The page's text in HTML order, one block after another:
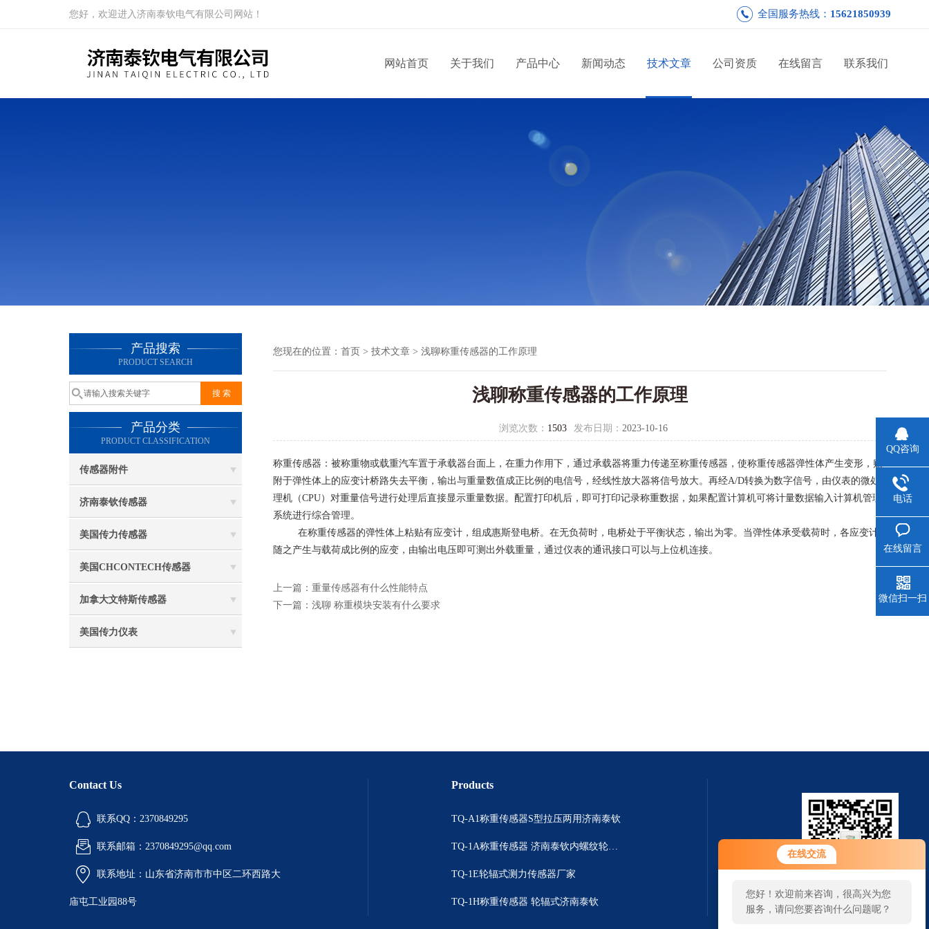
在线交流
您好！欢迎前来咨询，很高兴为您
服务，请问您要咨询什么问题呢？
您好，欢迎进入济南泰钦电气有限公司网站！ 全国服务热线： 15621850939
网站首页 关于我们 产品中心 新闻动态 技术文章 公司资质 在线留言 联系我们
产品搜索
PRODUCT SEARCH
产品分类
PRODUCT CLASSIFICATION
传感器附件
济南泰钦传感器
美国传力传感器
美国CHCONTECH传感器
加拿大文特斯传感器
美国传力仪表
您现在的位置： 首页 > 技术文章 > 浅聊称重传感器的工作原理
浅聊称重传感器的工作原理
浏览次数： 1503 发布日期： 2023-10-16
称重传感器：被称重物或载重汽车置于承载器台面上，在重力作用下，通过承载器将重力传递至称重传感器，使称重传感器弹性体产生变形，贴
附于弹性体上的应变计桥路失去平衡，输出与重量数值成正比例的电信号，经线性放大器将信号放大。再经A/D转换为数字信号，由仪表的微处
理机（CPU）对重量信号进行处理后直接显示重量数据。配置打印机后，即可打印记录称重数据，如果配置计算机可将计量数据输入计算机管理
系统进行综合管理。
在称重传感器的弹性体上粘贴有应变计，组成惠斯登电桥。在无负荷时，电桥处于平衡状态，输出为零。当弹性体承受载荷时，各应变计
随之产生与载荷成比例的应变，由输出电压即可测出外载重量，通过仪表的通讯接口可以与上位机连接。
上一篇： 重量传感器有什么性能特点
下一篇： 浅聊 称重模块安装有什么要求
Contact Us
联系QQ：2370849295
联系邮箱：2370849295@qq.com
联系地址：山东省济南市市中区二环西路大
庙屯工业园88号
Products
TQ-A1称重传感器S型拉压两用济南泰钦
TQ-1A称重传感器 济南泰钦内螺纹轮辐拉压双向
TQ-1E轮辐式测力传感器厂家
TQ-1H称重传感器 轮辐式济南泰钦 扫一扫 微信咨询
QQ咨询
电话
在线留言
微信扫一扫